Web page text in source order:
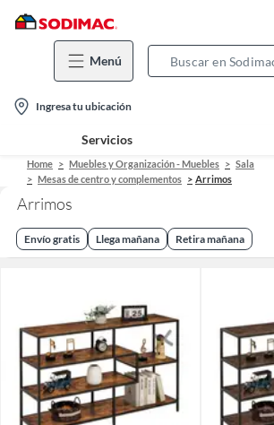
Menú
location-
icon
Ingresa tu ubicación
Servicios
Home Muebles y Organización - Muebles
Sala
Mesas de centro y complementos
Arrimos
Arrimos
Envío gratis Llega mañana Retira mañana